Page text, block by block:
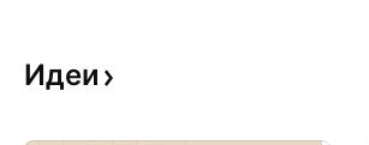
Идеи